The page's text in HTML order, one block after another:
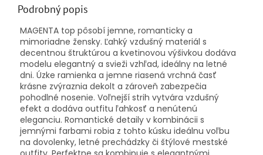
Podrobný popis
MAGENTA top pôsobí jemne, romanticky a
mimoriadne žensky. Ľahký vzdušný materiál s
decentnou štruktúrou a kvetinovou výšivkou dodáva
modelu elegantný a svieži vzhľad, ideálny na letné
dni. Úzke ramienka a jemne riasená vrchná časť
krásne zvýraznia dekolt a zároveň zabezpečia
pohodlné nosenie. Voľnejší strih vytvára vzdušný
efekt a dodáva outfitu ľahkosť a nenútenú
eleganciu. Romantické detaily v kombinácii s
jemnými farbami robia z tohto kúsku ideálnu voľbu
na dovolenky, letné prechádzky či štýlové mestské